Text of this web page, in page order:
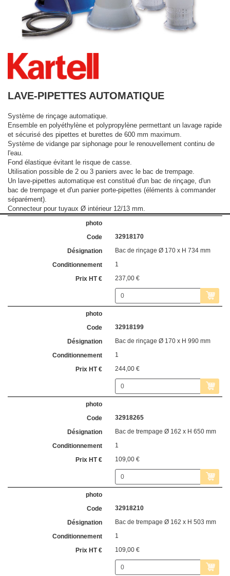
LAVE-PIPETTES AUTOMATIQUE
Système de rinçage automatique.
Ensemble en polyéthylène et polypropylène permettant un lavage rapide
et sécurisé des pipettes et burettes de 600 mm maximum.
Système de vidange par siphonage pour le renouvellement continu de
l'eau.
Fond élastique évitant le risque de casse.
Utilisation possible de 2 ou 3 paniers avec le bac de trempage.
Un lave-pipettes automatique est constitué d'un bac de rinçage, d'un
bac de trempage et d'un panier porte-pipettes (éléments à commander
séparément).
Connecteur pour tuyaux Ø intérieur 12/13 mm.
32918170
Bac de rinçage Ø 170 x H 734 mm
1
237,00 €
32918199
Bac de rinçage Ø 170 x H 990 mm
1
244,00 €
32918265
Bac de trempage Ø 162 x H 650 mm
1
109,00 €
32918210
Bac de trempage Ø 162 x H 503 mm
1
109,00 €